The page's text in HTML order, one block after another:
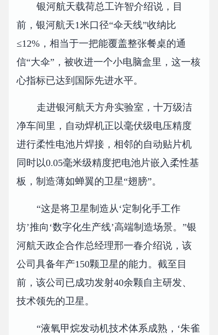
银河航天载荷总工许智介绍说，目
前，银河航天1米口径“伞天线”收纳比
≤12%，相当于一把能覆盖整张餐桌的通
信“大伞”，被收进一个小电脑盒里，这一核
心指标已达到国际先进水平。
走进银河航天方舟实验室，十万级洁
净车间里，自动焊机正以毫伏级电压精度
进行柔性电池片焊接，相邻的自动贴片机
同时以0.05毫米级精度把电池片嵌入柔性基
板，制造薄如蝉翼的卫星“翅膀”。
“这是将卫星制造从‘定制化手工作
坊’推向‘数字化生产线’高端制造场景。”银
河航天政企合作总经理邢一春介绍说，该
公司具备年产150颗卫星的能力。截至目
前，该公司已成功发射40余颗自主研发、
技术领先的卫星。
“液氧甲烷发动机技术体系成熟，‘朱雀